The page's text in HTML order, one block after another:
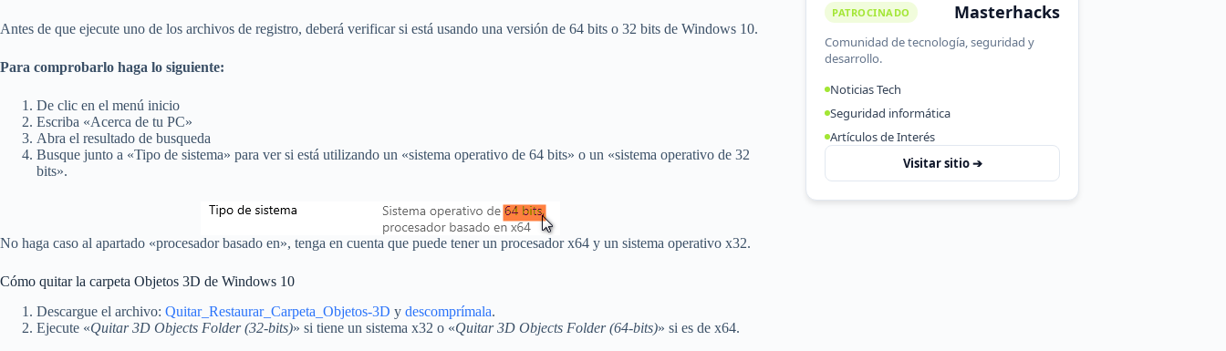
Antes de que ejecute uno de los archivos de registro, deberá verificar si está usando una versión de 64 bits o 32 bits de Windows 10.
Para comprobarlo haga lo siguiente:
De clic en el menú inicio
Escriba «Acerca de tu PC»
Abra el resultado de busqueda
Busque junto a «Tipo de sistema» para ver si está utilizando un «sistema operativo de 64 bits» o un «sistema operativo de 32
bits».
No haga caso al apartado «procesador basado en», tenga en cuenta que puede tener un procesador x64 y un sistema operativo x32.
Cómo quitar la carpeta Objetos 3D de Windows 10
Descargue el archivo: Quitar_Restaurar_Carpeta_Objetos-3D y descomprímala.
Ejecute «Quitar 3D Objects Folder (32-bits)» si tiene un sistema x32 o «Quitar 3D Objects Folder (64-bits)» si es de x64.
PATROCINADO Masterhacks
Comunidad de tecnología, seguridad y
desarrollo.
Noticias Tech
Seguridad informática
Artículos de Interés
Visitar sitio ➔